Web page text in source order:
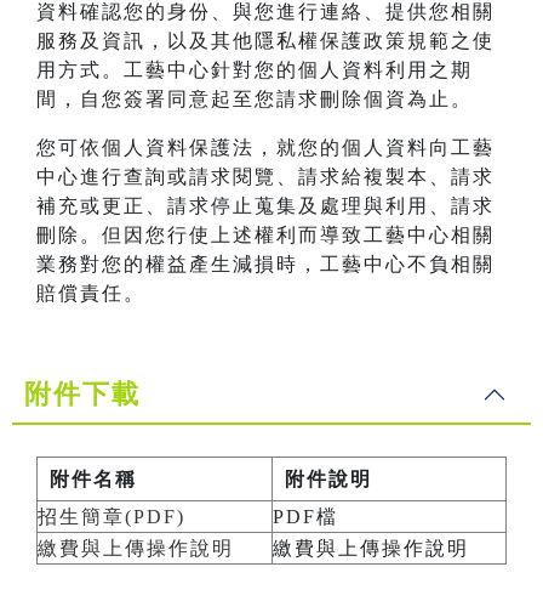
資料確認您的身份、與您進行連絡、提供您相關
服務及資訊，以及其他隱私權保護政策規範之使
用方式。工藝中心針對您的個人資料利用之期
間，自您簽署同意起至您請求刪除個資為止。
您可依個人資料保護法，就您的個人資料向工藝
中心進行查詢或請求閱覽、請求給複製本、請求
補充或更正、請求停止蒐集及處理與利用、請求
刪除。但因您行使上述權利而導致工藝中心相關
業務對您的權益產生減損時，工藝中心不負相關
賠償責任。
附件下載
附件名稱
附件說明
招生簡章(PDF)
PDF檔
繳費與上傳操作說明
繳費與上傳操作說明